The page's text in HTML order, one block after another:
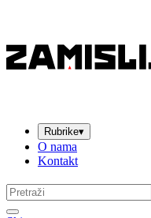
Rubrike▾
O nama
Kontakt
Pretraga: